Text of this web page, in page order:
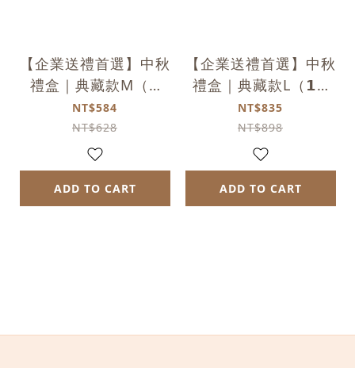
【企業送禮首選】中秋
禮盒｜典藏款M（𝟵
入）｜常溫
NT$584
NT$628
ADD TO CART
【企業送禮首選】中秋
禮盒｜典藏款L（𝟭𝟮
入）｜常溫
NT$835
NT$898
ADD TO CART